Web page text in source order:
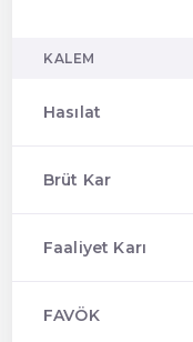
KALEM
Hasılat
Brüt Kar
Faaliyet Karı
FAVÖK